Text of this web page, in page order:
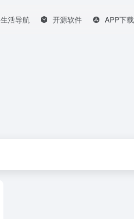
生活导航 开源软件 APP下载